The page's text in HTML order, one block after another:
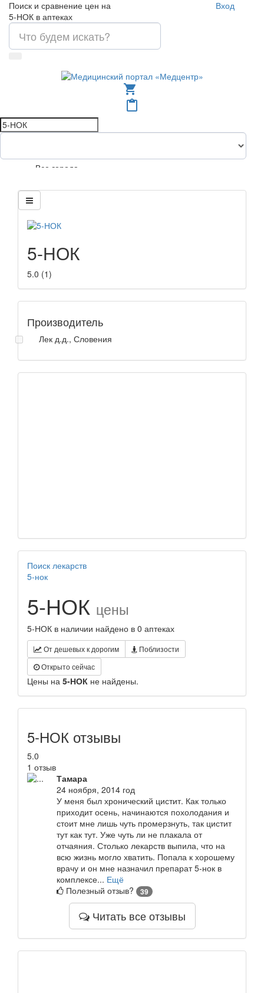
Поиск и сравнение цен на
5-НОК в аптеках
Вход
shopping_cart
content_paste
Все города
5-НОК
5.0 (1)
Производитель
Лек д.д., Словения
Поиск лекарств
5-нок
5-НОК цены
5-НОК в наличии найдено в 0 аптеках
От дешевых к дорогим
Поблизости
Открыто сейчас
Цены на 5-НОК не найдены.
5-НОК отзывы
5.0
1 отзыв
Тамара
24 ноября, 2014 год
У меня был хронический цистит. Как только
приходит осень, начинаются похолодания и
стоит мне лишь чуть промерзнуть, так цистит
тут как тут. Уже чуть ли не плакала от
отчаяния. Столько лекарств выпила, что на
всю жизнь могло хватить. Попала к хорошему
врачу и он мне назначил препарат 5-нок в
комплексе... Ещё
Полезный отзыв?
39
Читать все отзывы